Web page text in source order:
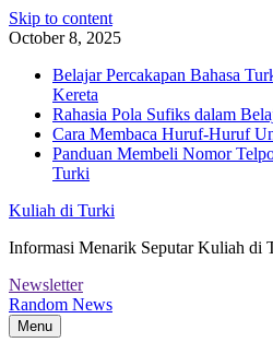
Skip to content
October 8, 2025
Belajar Percakapan Bahasa
Kereta
Rahasia Pola Sufiks dalam
Cara Membaca Huruf-Huruf
Panduan Membeli Nomor
Turki
Kuliah di Turki
Informasi Menarik Seputar Kuliah di
Newsletter
Random News
Menu